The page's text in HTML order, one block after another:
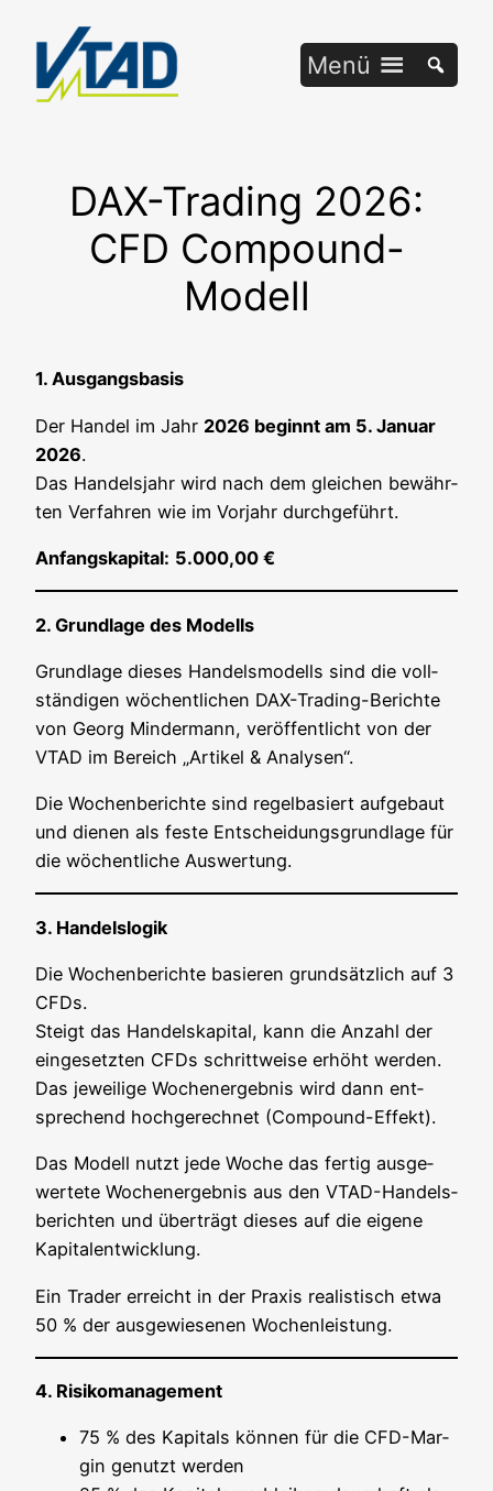
springen
Menü
DAX-Trading 2026:
CFD Compound-
Modell
1. Aus­gangs­ba­sis
Der Han­del im Jahr 2026 beginnt am 5. Janu­ar
2026.
Das Han­dels­jahr wird nach dem glei­chen bewähr­
ten Ver­fah­ren wie im Vor­jahr durchgeführt.
Anfangs­ka­pi­tal: 5.000,00 €
2. Grund­la­ge des Modells
Grund­la­ge die­ses Han­dels­mo­dells sind die voll­
stän­di­gen wöchent­li­chen DAX-Tra­ding-Berich­te
von Georg Min­der­mann, ver­öf­fent­licht von der
VTAD im Bereich „Arti­kel & Analysen“.
Die Wochen­be­rich­te sind regel­ba­siert auf­ge­baut
und die­nen als fes­te Ent­schei­dungs­grund­la­ge für
die wöchent­li­che Auswertung.
3. Han­dels­lo­gik
Die Wochen­be­rich­te basie­ren grund­sätz­lich auf 3
CFDs.
Steigt das Han­dels­ka­pi­tal, kann die Anzahl der
ein­ge­setz­ten CFDs schritt­wei­se erhöht wer­den.
Das jewei­li­ge Wochen­er­geb­nis wird dann ent­
spre­chend hoch­ge­rech­net (Com­pound-Effekt).
Das Modell nutzt jede Woche das fer­tig aus­ge­
wer­te­te Wochen­er­geb­nis aus den VTAD-Han­dels­
be­rich­ten und über­trägt die­ses auf die eige­ne
Kapitalentwicklung.
Ein Trader erreicht in der Pra­xis rea­lis­tisch etwa
50 % der aus­ge­wie­se­nen Wochenleistung.
4. Risi­ko­ma­nage­ment
75 % des Kapi­tals kön­nen für die CFD-Mar­
gin genutzt werden